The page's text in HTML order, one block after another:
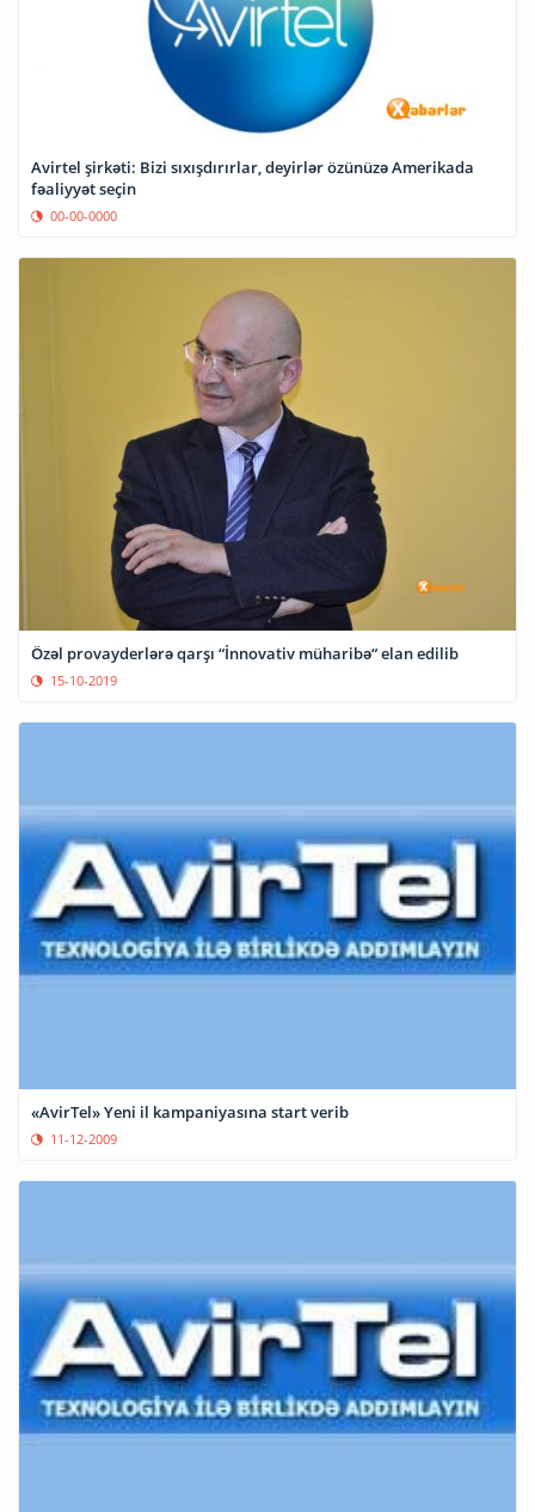
Avirtel şirkəti: Bizi sıxışdırırlar, deyirlər özünüzə Amerikada
fəaliyyət seçin
00-00-0000
Özəl provayderlərə qarşı “İnnovativ müharibə“ elan edilib
15-10-2019
«AvirTel» Yeni il kampaniyasına start verib
11-12-2009